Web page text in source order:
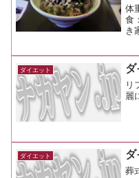
体
食
き
ダイエット
リ
麗
ダイエット
葬